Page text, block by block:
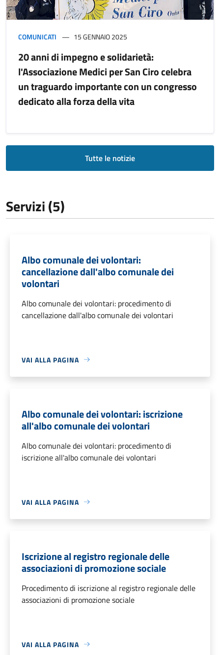
COMUNICATI 15 GENNAIO 2025
20 anni di impegno e solidarietà:
l'Associazione Medici per San Ciro celebra
un traguardo importante con un congresso
dedicato alla forza della vita
Tutte le notizie
Servizi (5)
Albo comunale dei volontari:
cancellazione dall'albo comunale dei
volontari
Albo comunale dei volontari: procedimento di
cancellazione dall'albo comunale dei volontari
VAI ALLA PAGINA
Albo comunale dei volontari: iscrizione
all'albo comunale dei volontari
Albo comunale dei volontari: procedimento di
iscrizione all'albo comunale dei volontari
VAI ALLA PAGINA
Iscrizione al registro regionale delle
associazioni di promozione sociale
Procedimento di iscrizione al registro regionale delle
associazioni di promozione sociale
VAI ALLA PAGINA